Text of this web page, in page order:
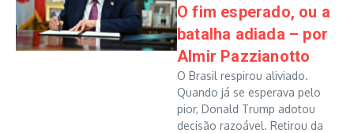
O fim esperado, ou a
batalha adiada – por
Almir Pazzianotto
O Brasil respirou aliviado.
Quando já se esperava pelo
pior, Donald Trump adotou
decisão razoável. Retirou da